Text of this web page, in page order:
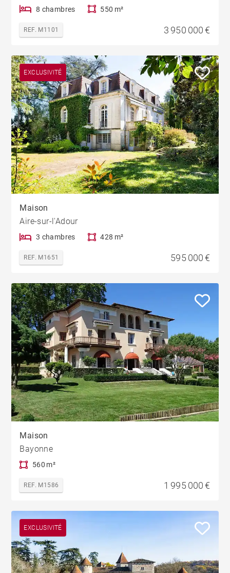
8 chambres 550 m²
REF. M1101 3 950 000 €
EXCLUSIVITÉ
Maison
Aire-sur-l'Adour
3 chambres 428 m²
REF. M1651 595 000 €
Maison
Bayonne
560 m²
REF. M1586 1 995 000 €
EXCLUSIVITÉ